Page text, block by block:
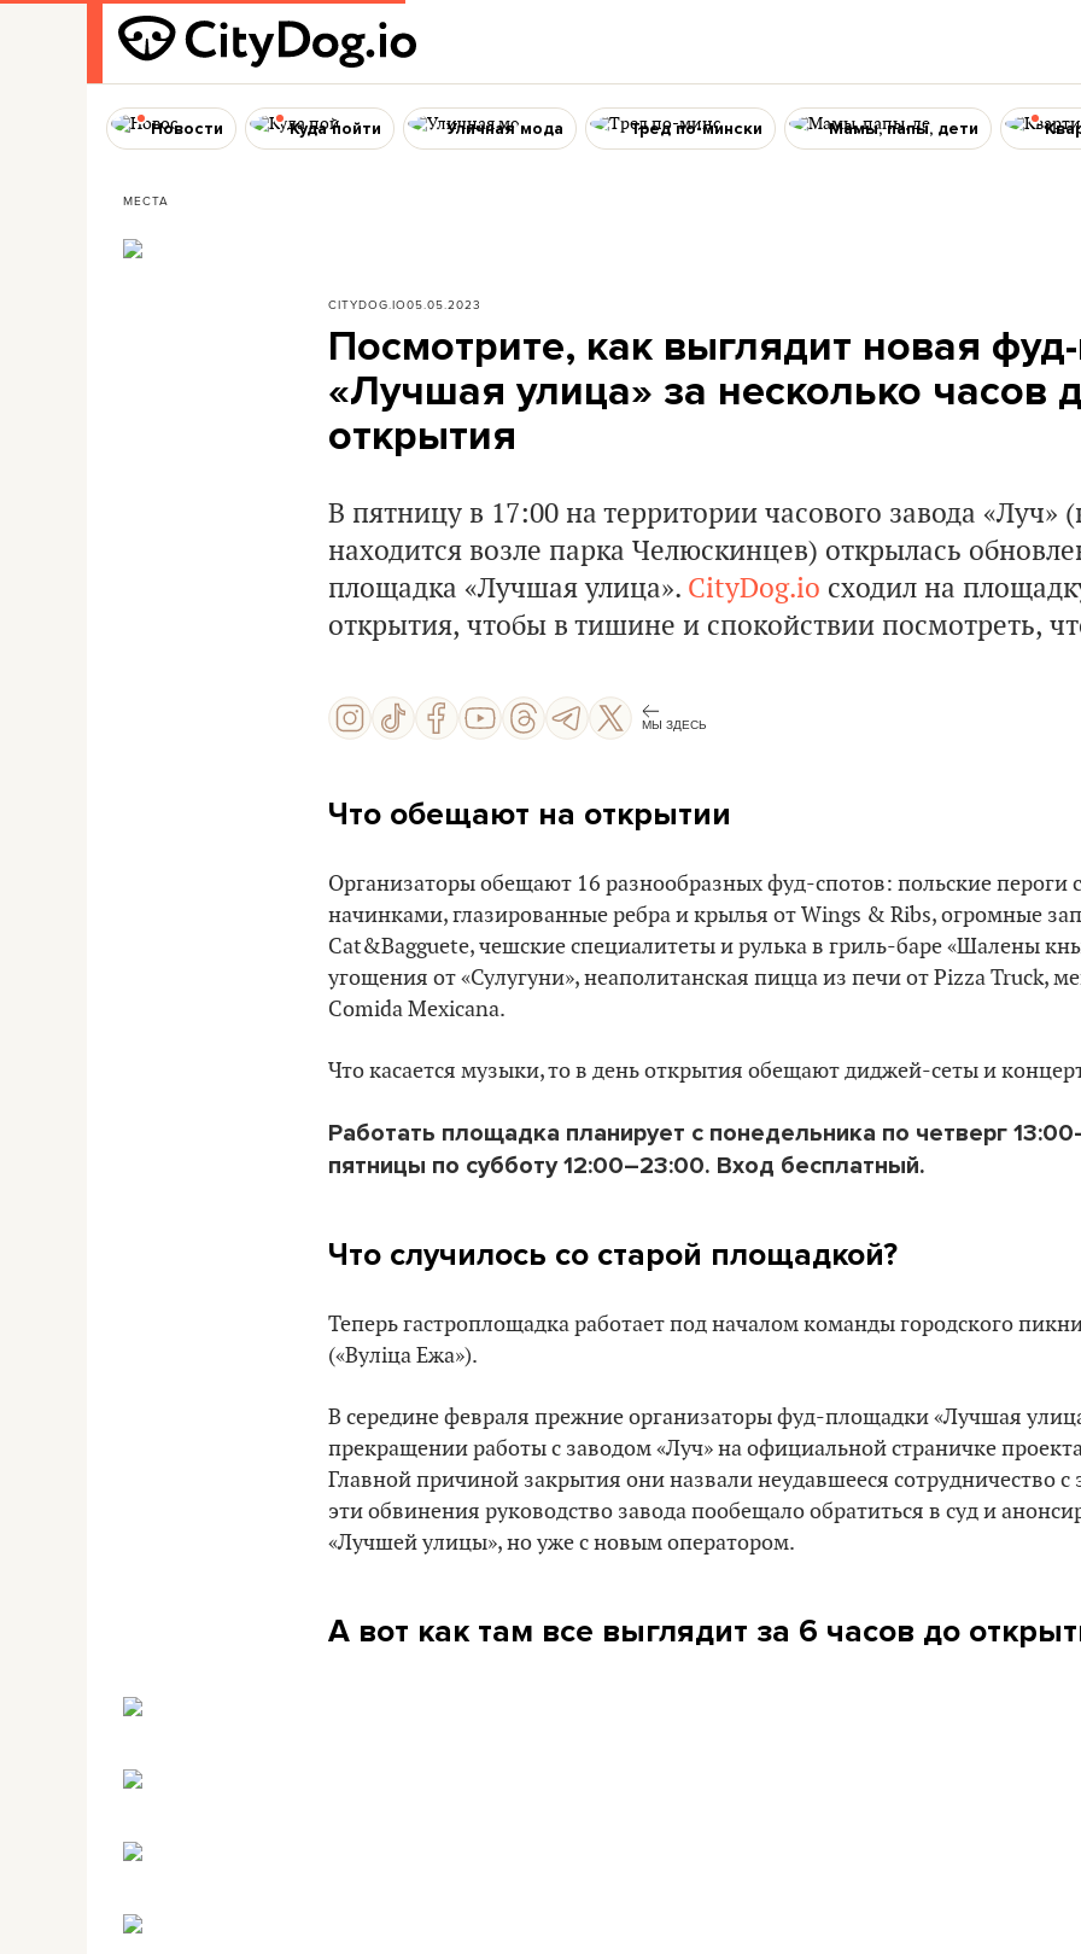
Новости Куда пойти Уличная мода Тред по-мински Мамы, папы, дети
МЕСТА
CITYDOG.IO05.05.2023
Посмотрите, как выглядит новая
«Лучшая улица» за несколько часов
открытия
В пятницу в 17:00 на территории часового завода «Луч»
находится возле парка Челюскинцев) открылась
площадка «Лучшая улица». CityDog.io сходил на
открытия, чтобы в тишине и спокойствии посмотреть,
МЫ ЗДЕСЬ
Что обещают на открытии
Организаторы обещают 16 разнообразных фуд-спотов: польские
начинками, глазированные ребра и крылья от Wings & Ribs, огромные
Cat&Bagguete, чешские специалитеты и рулька в гриль-баре «Шалены
угощения от «Сулугуни», неаполитанская пицца из печи от Pizza Truck,
Comida Mexicana.
Что касается музыки, то в день открытия обещают диджей-сеты и
Работать площадка планирует с понедельника по четверг
пятницы по субботу 12:00–23:00. Вход бесплатный.
Что случилось со старой площадкой?
Теперь гастроплощадка работает под началом команды городского
(«Вуліца Ежа»).
В середине февраля прежние организаторы фуд-площадки «Лучшая
прекращении работы с заводом «Луч» на официальной страничке
Главной причиной закрытия они назвали неудавшееся сотрудничество с
эти обвинения руководство завода пообещало обратиться в суд и
«Лучшей улицы», но уже с новым оператором.
А вот как там все выглядит за 6 часов до